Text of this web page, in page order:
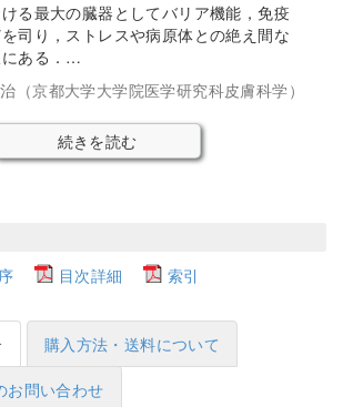
る最大の臓器としてバリア機能，免疫
司り，ストレスや病原体との絶え間な
にある．…
（京都大学大学院医学研究科皮膚科学）
続きを読む
序
目次詳細 索引
購入方法・送料について
お問い合わせ